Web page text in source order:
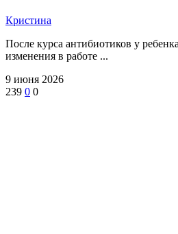
Кристина
После курса антибиотиков у
изменения в работе ...
9 июня 2026
239 0 0